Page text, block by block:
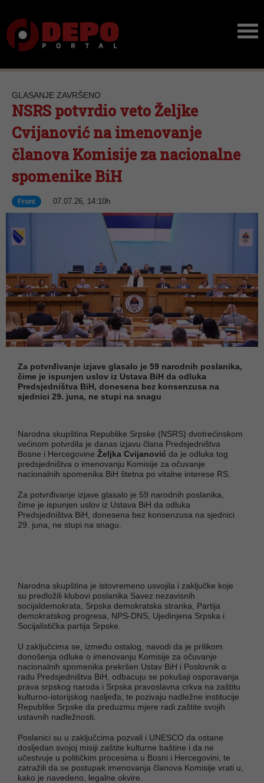
GLASANJE ZAVRŠENO
NSRS potvrdio veto Željke
Cvijanović na imenovanje
članova Komisije za nacionalne
spomenike BiH
Front 07.07.26, 14:10h
Za potvrđivanje izjave glasalo je 59 narodnih poslanika,
čime je ispunjen uslov iz Ustava BiH da odluka
Predsjedništva BiH, donesena bez konsenzusa na
sjednici 29. juna, ne stupi na snagu
Narodna skupština Republike Srpske (NSRS) dvotrećinskom
većinom potvrdila je danas izjavu člana Predsjedništva
Bosne i Hercegovine Željka Cvijanović da je odluka tog
predsjedništva o imenovanju Komisije za očuvanje
nacionalnih spomenika BiH štetna po vitalne interese RS.
Za potvrđivanje izjave glasalo je 59 narodnih poslanika,
čime je ispunjen uslov iz Ustava BiH da odluka
Predsjedništva BiH, donesena bez konsenzusa na sjednici
29. juna, ne stupi na snagu.
Narodna skupština je istovremeno usvojila i zaključke koje
su predložili klubovi poslanika Savez nezavisnih
socijaldemokrata, Srpska demokratska stranka, Partija
demokratskog progresa, NPS-DNS, Ujedinjena Srpska i
Socijalistička partija Srpske.
U zaključcima se, između ostalog, navodi da je prilikom
donošenja odluke o imenovanju Komisije za očuvanje
nacionalnih spomenika prekršen Ustav BiH i Poslovnik o
radu Predsjedništva BiH, odbacuju se pokušaji osporavanja
prava srpskog naroda i Srpska pravoslavna crkva na zaštitu
kulturno-istorijskog nasljeđa, te pozivaju nadležne institucije
Republike Srpske da preduzmu mjere radi zaštite svojih
ustavnih nadležnosti.
Poslanici su u zaključcima pozvali i UNESCO da ostane
dosljedan svojoj misiji zaštite kulturne baštine i da ne
učestvuje u političkim procesima u Bosni i Hercegovini, te
zatražili da se postupak imenovanja članova Komisije vrati u,
kako je navedeno, legalne okvire.